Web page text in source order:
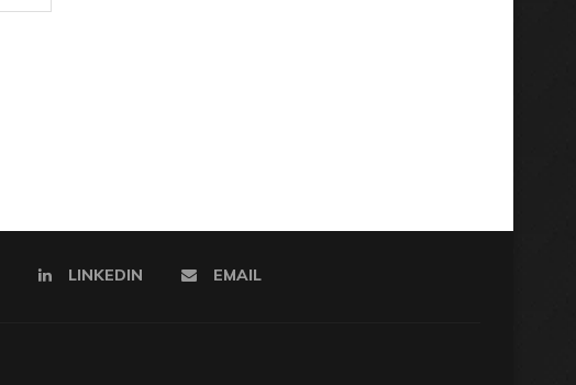
LINKEDIN EMAIL